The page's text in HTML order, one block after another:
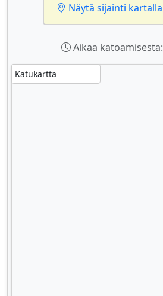
Näytä sijainti kartalla
Aikaa katoamisesta: